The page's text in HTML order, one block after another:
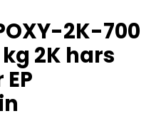
2K-700
2K hars